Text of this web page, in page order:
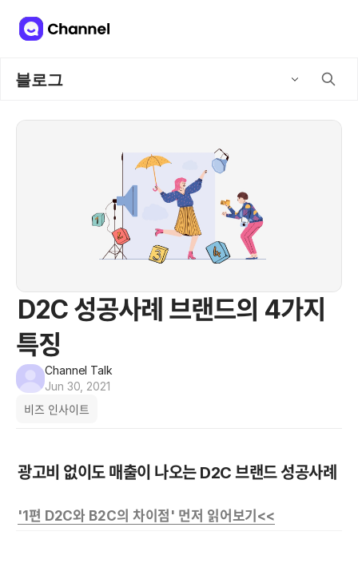
블로그
D2C 성공사례 브랜드의 4가지
특징
Channel Talk
Jun 30, 2021
비즈 인사이트
광고비 없이도 매출이 나오는 D2C 브랜드 성공사례
'1편 D2C와 B2C의 차이점' 먼저 읽어보기<<